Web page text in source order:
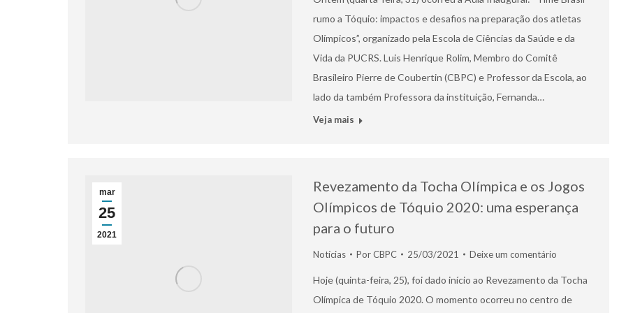
rumo a Tóquio: impactos e desafios na preparação dos atletas
Olímpicos”, organizado pela Escola de Ciências da Saúde e da
Vida da PUCRS. Luis Henrique Rolim, Membro do Comitê
Brasileiro Pierre de Coubertin (CBPC) e Professor da Escola, ao
lado da também Professora da instituição, Fernanda…
Veja mais
mar
25
2021
Revezamento da Tocha Olímpica e os Jogos
Olímpicos de Tóquio 2020: uma esperança
para o futuro
Notícias PorCBPC 25/03/2021 Deixe um comentário
Hoje (quinta-feira, 25), foi dado início ao Revezamento da Tocha
Olímpica de Tóquio 2020. O momento ocorreu no centro de